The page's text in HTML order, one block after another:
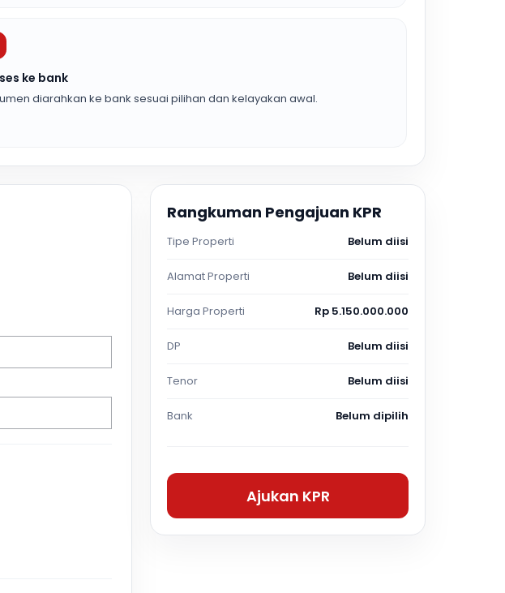
ke bank
diarahkan ke bank sesuai pilihan dan kelayakan awal.
Rangkuman Pengajuan KPR
Tipe Properti Belum diisi
Alamat Properti Belum diisi
Harga Properti Rp 5.150.000.000
DP Belum diisi
Tenor Belum diisi
Bank Belum dipilih
Ajukan KPR